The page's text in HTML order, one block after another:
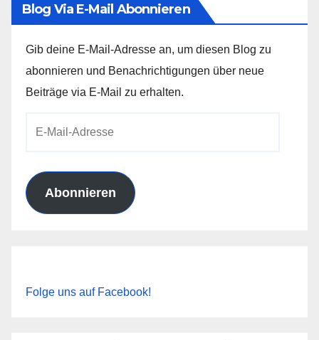
Blog Via E-Mail Abonnieren
Gib deine E-Mail-Adresse an, um diesen Blog zu
abonnieren und Benachrichtigungen über neue
Beiträge via E-Mail zu erhalten.
Abonnieren
Folge uns auf Facebook!